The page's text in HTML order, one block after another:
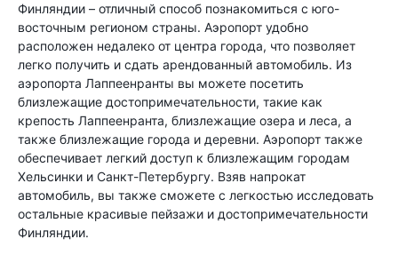
Финляндии – отличный способ познакомиться с юго-
восточным регионом страны. Аэропорт удобно
расположен недалеко от центра города, что позволяет
легко получить и сдать арендованный автомобиль. Из
аэропорта Лаппеенранты вы можете посетить
близлежащие достопримечательности, такие как
крепость Лаппеенранта, близлежащие озера и леса, а
также близлежащие города и деревни. Аэропорт также
обеспечивает легкий доступ к близлежащим городам
Хельсинки и Санкт-Петербургу. Взяв напрокат
автомобиль, вы также сможете с легкостью исследовать
остальные красивые пейзажи и достопримечательности
Финляндии.